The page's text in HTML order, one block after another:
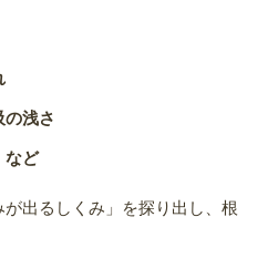
浅さ
など
出るしくみ」を探り出し、根